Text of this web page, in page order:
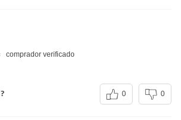
comprador verificado
0 0